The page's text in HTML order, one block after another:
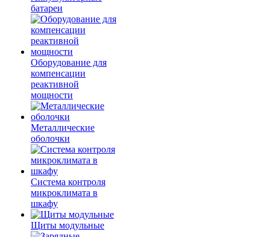
батареи
Оборудование для
компенсации
реактивной
мощности
Металлические
оболочки
Система контроля
микроклимата в
шкафу
Щиты модульные